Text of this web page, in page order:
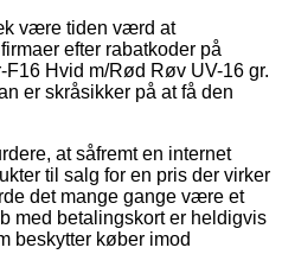
være tiden værd at
efter rabatkoder på
Hvid m/Rød Røv UV-16 gr.
er skråsikker på at få den
at såfremt en internet
til salg for en pris der virker
det mange gange være et
med betalingskort er heldigvis
beskytter køber imod